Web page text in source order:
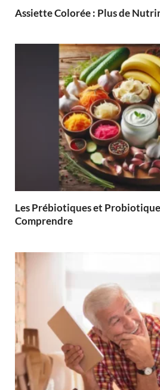
Assiette Colorée : Plus de
Les Prébiotiques et
Comprendre